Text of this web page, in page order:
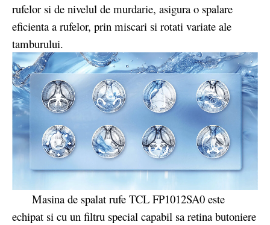
rufelor si de nivelul de murdarie, asigura o spalare
eficienta a rufelor, prin miscari si rotati variate ale
tamburului.
Masina de spalat rufe TCL FP1012SA0 este
echipat si cu un filtru special capabil sa retina butoniere